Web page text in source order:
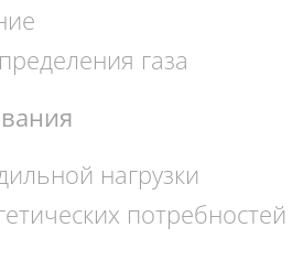
газа
я
нагрузки
потребностей